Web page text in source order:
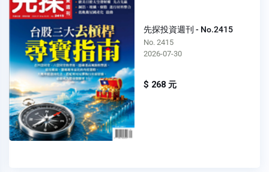
先探投資週刊 - No.2415
No. 2415
2026-07-30
$ 268 元